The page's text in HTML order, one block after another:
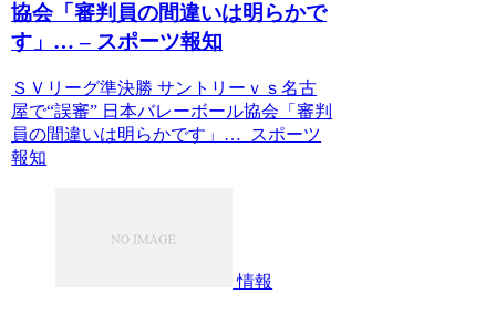
協会「審判員の間違いは明らかで
す」… – スポーツ報知
ＳＶリーグ準決勝 サントリーｖｓ名古
屋で“誤審” 日本バレーボール協会「審判
員の間違いは明らかです」… スポーツ
報知
情報